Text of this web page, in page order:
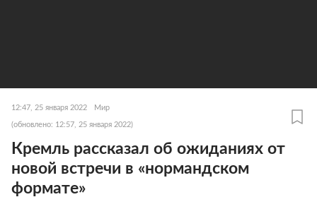
12:47, 25 января 2022 Мир
(обновлено: 12:57, 25 января 2022)
Кремль рассказал об ожиданиях от
новой встречи в «нормандском
формате»